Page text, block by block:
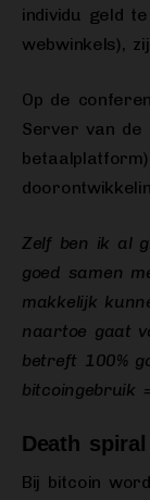
individu geld
webwinkels),
Op de
Server van de
betaalplatform)
Zelf ben ik al
goed samen
makkelijk
naartoe gaat
betreft 100%
bitcoingebruik
Death
Bij bitcoin